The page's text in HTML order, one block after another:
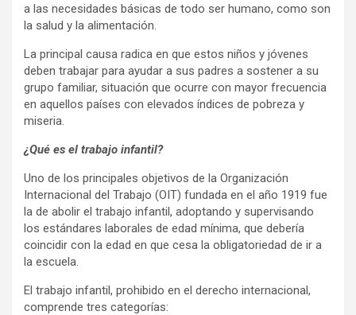
a las necesidades básicas de todo ser humano, como son
la salud y la alimentación.
La principal causa radica en que estos niños y jóvenes
deben trabajar para ayudar a sus padres a sostener a su
grupo familiar, situación que ocurre con mayor frecuencia
en aquellos países con elevados índices de pobreza y
miseria.
¿Qué es el trabajo infantil?
Uno de los principales objetivos de la Organización
Internacional del Trabajo (OIT) fundada en el año 1919 fue
la de abolir el trabajo infantil, adoptando y supervisando
los estándares laborales de edad mínima, que debería
coincidir con la edad en que cesa la obligatoriedad de ir a
la escuela.
El trabajo infantil, prohibido en el derecho internacional,
comprende tres categorías: